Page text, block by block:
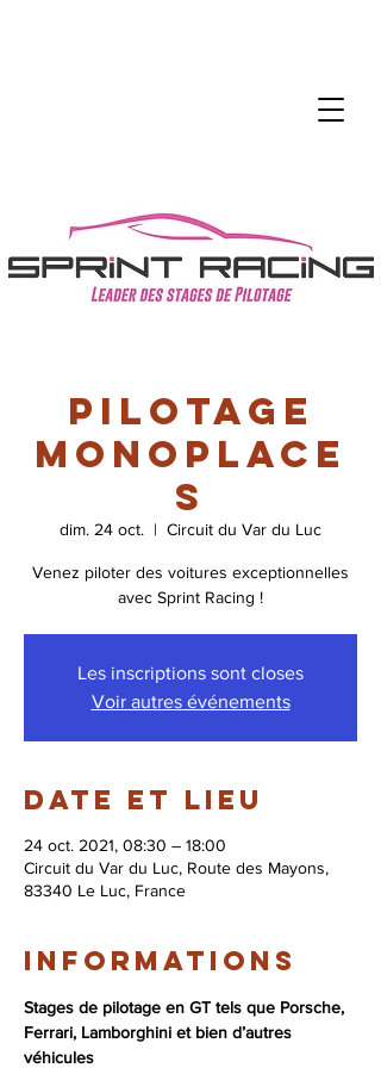
Pilotage
Monoplace
s
dim. 24 oct.
  |
Circuit du Var du Luc
Venez piloter des voitures exceptionnelles
avec Sprint Racing !
Les inscriptions sont closes
Voir autres événements
Date et lieu
24 oct. 2021, 08:30 – 18:00
Circuit du Var du Luc, Route des Mayons,
83340 Le Luc, France
Informations
Stages de pilotage en GT tels que Porsche,
Ferrari, Lamborghini et bien d’autres
véhicules